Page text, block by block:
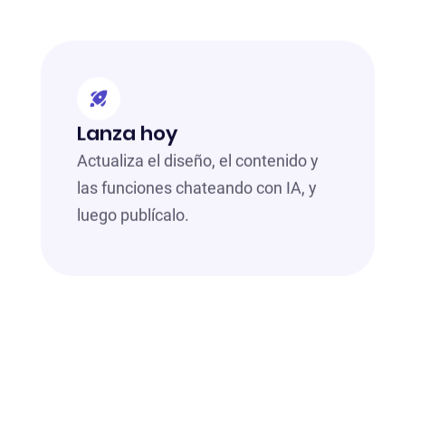
Lanza hoy
Actualiza el diseño, el contenido y
las funciones chateando con IA, y
luego publícalo.